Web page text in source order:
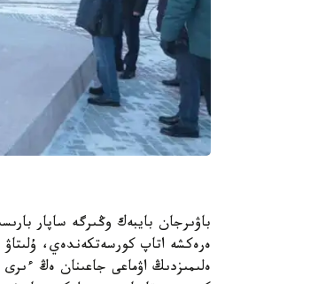
باۋىرجان بايبەك وڭىرگە ساپار
ەرەكشە اتاپ كورسەتكەندەي،